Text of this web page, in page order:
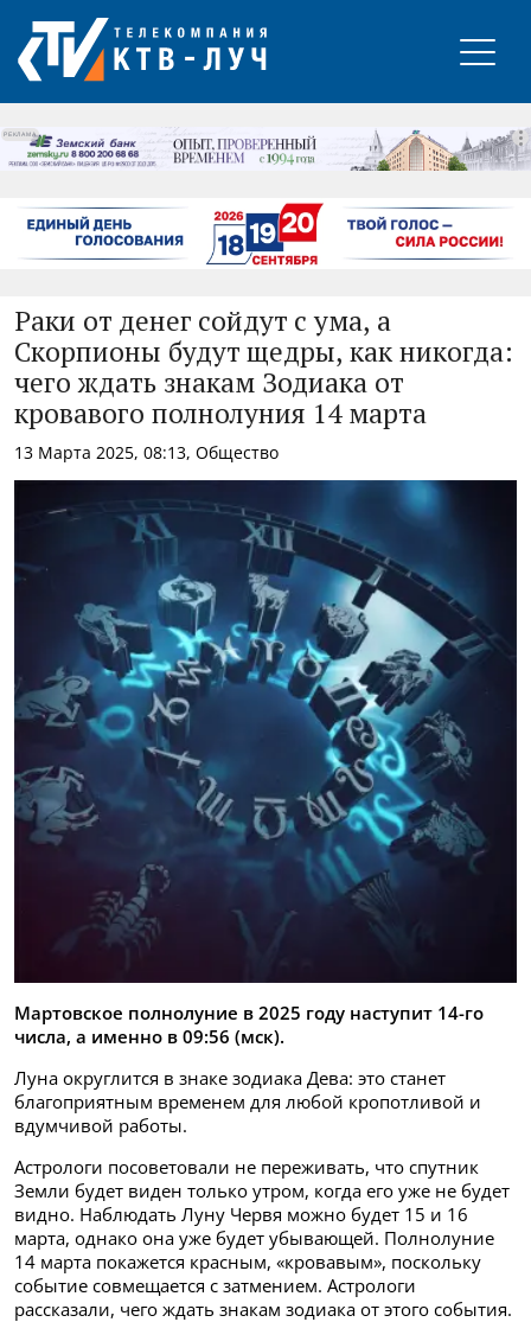
РЕКЛАМА
Раки от денег сойдут с ума, а
Скорпионы будут щедры, как никогда:
чего ждать знакам Зодиака от
кровавого полнолуния 14 марта
13 Марта 2025, 08:13, Общество
Мартовское полнолуние в 2025 году наступит 14-го
числа, а именно в 09:56 (мск).
Луна округлится в знаке зодиака Дева: это станет
благоприятным временем для любой кропотливой и
вдумчивой работы.
Астрологи посоветовали не переживать, что спутник
Земли будет виден только утром, когда его уже не будет
видно. Наблюдать Луну Червя можно будет 15 и 16
марта, однако она уже будет убывающей. Полнолуние
14 марта покажется красным, «кровавым», поскольку
событие совмещается с затмением. Астрологи
рассказали, чего ждать знакам зодиака от этого события.